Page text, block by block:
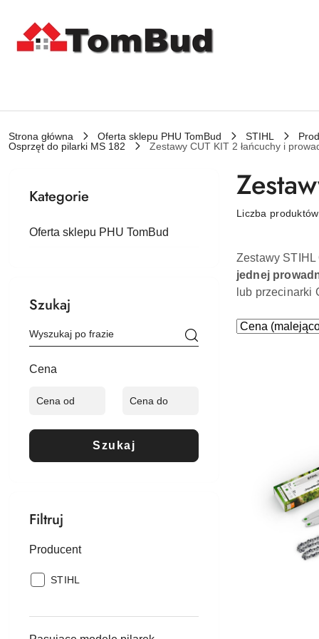
Strona główna Oferta sklepu PHU TomBud STIHL
Osprzęt do pilarki MS 182
Zestawy CUT KIT 2 łańcuchy i
Kategorie
Oferta sklepu PHU TomBud
Szukaj
Cena
Szukaj
Filtruj
Producent
Producent:
STIHL
Liczba
Zestawy STIHL
jednej
lub przecinarki
Zastosowano
Sortuj